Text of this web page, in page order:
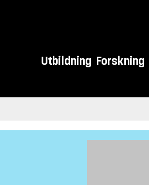
Utbildning Forskning